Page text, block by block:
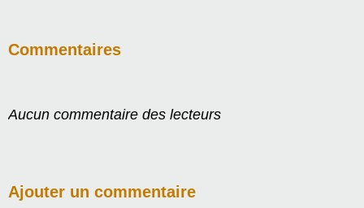
Commentaires
Aucun commentaire des lecteurs
Ajouter un commentaire